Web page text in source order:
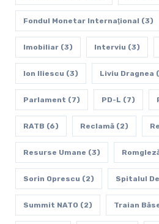
Fondul Monetar Internaţional (3)
Imobiliar(3) Interviu (3)
Ion Iliescu (3) Liviu Dragnea
Parlament (7) PD-L (7)
RATB (6) Reclamă(2)
Resurse Umane (3)
Sorin Oprescu (2) Spitalul
Summit NATO (2) Traian